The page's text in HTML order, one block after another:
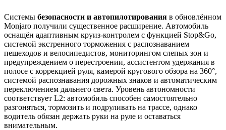
Системы безопасности и автопилотирования в обновлённом
Monjaro получили существенное расширение. Автомобиль
оснащён адаптивным круиз‑контролем с функцией Stop&Go,
системой экстренного торможения с распознаванием
пешеходов и велосипедистов, мониторингом слепых зон и
предупреждением о перестроении, ассистентом удержания в
полосе с коррекцией руля, камерой кругового обзора на 360°,
системой распознавания дорожных знаков и автоматическим
переключением дальнего света. Уровень автономности
соответствует L2: автомобиль способен самостоятельно
разгоняться, тормозить и подруливать на трассе, однако
водитель обязан держать руки на руле и оставаться
внимательным.